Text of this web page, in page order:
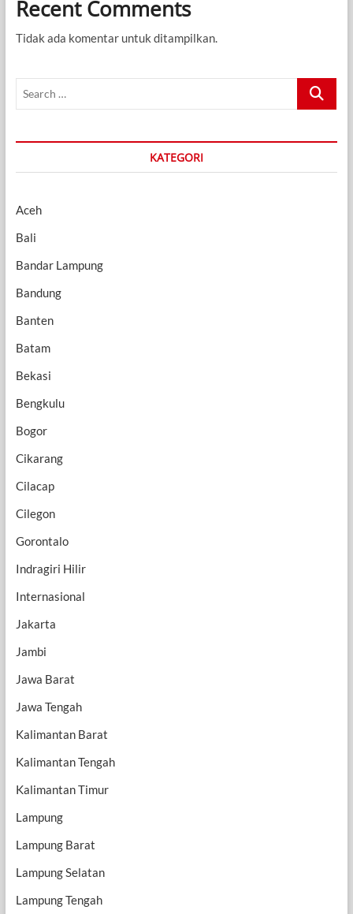
Recent Comments
Tidak ada komentar untuk ditampilkan.
Search
KATEGORI
Aceh
Bali
Bandar Lampung
Bandung
Banten
Batam
Bekasi
Bengkulu
Bogor
Cikarang
Cilacap
Cilegon
Gorontalo
Indragiri Hilir
Internasional
Jakarta
Jambi
Jawa Barat
Jawa Tengah
Kalimantan Barat
Kalimantan Tengah
Kalimantan Timur
Lampung
Lampung Barat
Lampung Selatan
Lampung Tengah